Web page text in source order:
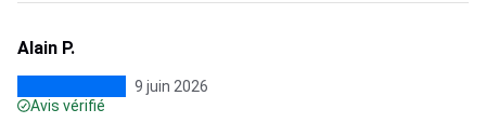
Alain P.
9 juin 2026
Avis vérifié